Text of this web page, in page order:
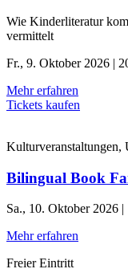
Wie Kinderliteratur
vermittelt
Fr., 9. Oktober 2026 |
Mehr erfahren
Tickets kaufen
Kulturveranstaltungen,
Bilingual Book
Sa., 10. Oktober 2026
Mehr erfahren
Freier Eintritt